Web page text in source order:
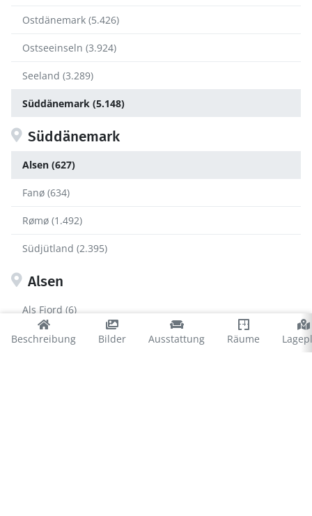
Beschreibung Bilder Ausstattung Räume
Ostdänemark (5.426)
Ostseeinseln (3.924)
Seeland (3.289)
Süddänemark (5.148)
Süddänemark
Alsen (627)
Fanø (634)
Rømø (1.492)
Südjütland (2.395)
Alsen
Als Fjord (6)
Asserballeskov (8)